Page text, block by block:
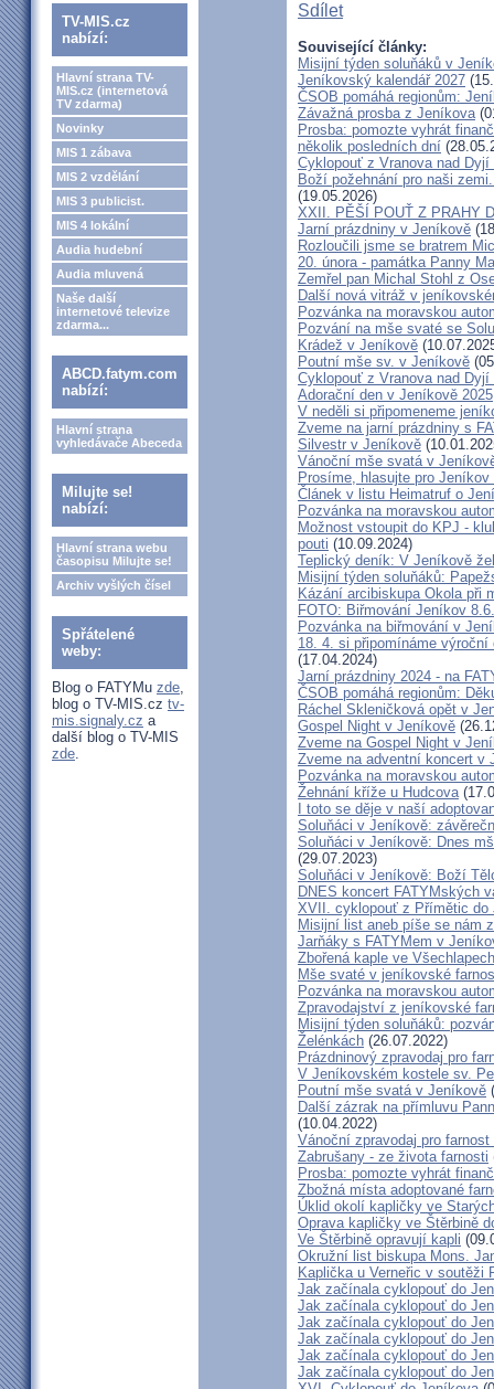
TV-MIS.cz
nabízí:
Hlavní strana TV-
MIS.cz (internetová
TV zdarma)
Novinky
MIS 1 zábava
MIS 2 vzdělání
MIS 3 publicist.
MIS 4 lokální
Audia hudební
Audia mluvená
Naše další
internetové televize
zdarma...
ABCD.fatym.com
nabízí:
Hlavní strana
vyhledávače Abeceda
Milujte se!
nabízí:
Hlavní strana webu
časopisu Milujte se!
Archiv vyšlých čísel
Spřátelené
weby:
Blog o FATYMu zde,
blog o TV-MIS.cz tv-
mis.signaly.cz a
další blog o TV-MIS
zde.
Sdílet
Související články:
Misijní týden soluňáků v
Jeníkovský kalendář 2027
ČSOB pomáhá regionům:
Závažná prosba z Jeníkova
Prosba: pomozte vyhrát
několik posledních dní
Cyklopouť z Vranova nad
Boží požehnání pro naši
(19.05.2026)
XXII. PĚŠÍ POUŤ Z PRAHY
Jarní prázdniny v Jeníkově
Rozloučili jsme se bratrem
20. února - památka Panny
Zemřel pan Michal Stohl z
Další nová vitráž v
Pozvánka na moravskou
Pozvání na mše svaté se
Krádež v Jeníkově
Poutní mše sv. v Jeníkově
Cyklopouť z Vranova nad
Adorační den v Jeníkově 2025
V neděli si připomeneme
Zveme na jarní prázdniny s
Silvestr v Jeníkově
Vánoční mše svatá v
Prosíme, hlasujte pro
Článek v listu Heimatruf o
Pozvánka na moravskou
Možnost vstoupit do KPJ -
pouti (10.09.2024)
Teplický deník: V Jeníkově
Misijní týden soluňáků:
Kázání arcibiskupa Okola při
FOTO: Biřmování Jeníkov
Pozvánka na biřmování v
18. 4. si připomínáme
(17.04.2024)
Jarní prázdniny 2024 - na
ČSOB pomáhá regionům:
Ráchel Skleničková opět v
Gospel Night v Jeníkově
Zveme na Gospel Night v
Zveme na adventní koncert v
Pozvánka na moravskou
Žehnání kříže u Hudcova
I toto se děje v naší
Soluňáci v Jeníkově:
Soluňáci v Jeníkově: Dnes
(29.07.2023)
Soluňáci v Jeníkově: Boží
DNES koncert FATYMských
XVII. cyklopouť z Přímětic do
Misijní list aneb píše se nám
Jarňáky s FATYMem v
Zbořená kaple ve
Mše svaté v jeníkovské
Pozvánka na moravskou
Zpravodajství z jeníkovské
Misijní týden soluňáků:
Želénkách (26.07.2022)
Prázdninový zpravodaj pro
V Jeníkovském kostele sv.
Poutní mše svatá v Jeníkově
Další zázrak na přímluvu
(10.04.2022)
Vánoční zpravodaj pro
Zabrušany - ze života farnosti
Prosba: pomozte vyhrát
Zbožná místa adoptované
Úklid okolí kapličky ve
Oprava kapličky ve Štěrbině
Ve Štěrbině opravují kapli
Okružní list biskupa Mons.
Kaplička u Verneřic v soutěži
Jak začínala cyklopouť do
Jak začínala cyklopouť do
Jak začínala cyklopouť do
Jak začínala cyklopouť do
Jak začínala cyklopouť do
Jak začínala cyklopouť do